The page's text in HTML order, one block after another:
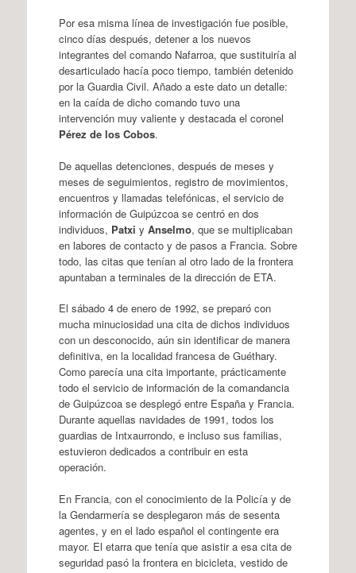
Por esa misma línea de investigación fue posible,
cinco días después, detener a los nuevos
integrantes del comando Nafarroa, que sustituiría al
desarticulado hacía poco tiempo, también detenido
por la Guardia Civil. Añado a este dato un detalle:
en la caída de dicho comando tuvo una
intervención muy valiente y destacada el coronel
Pérez de los Cobos.
De aquellas detenciones, después de meses y
meses de seguimientos, registro de movimientos,
encuentros y llamadas telefónicas, el servicio de
información de Guipúzcoa se centró en dos
individuos, Patxi y Anselmo, que se multiplicaban
en labores de contacto y de pasos a Francia. Sobre
todo, las citas que tenían al otro lado de la frontera
apuntaban a terminales de la dirección de ETA.
El sábado 4 de enero de 1992, se preparó con
mucha minuciosidad una cita de dichos individuos
con un desconocido, aún sin identificar de manera
definitiva, en la localidad francesa de Guéthary.
Como parecía una cita importante, prácticamente
todo el servicio de información de la comandancia
de Guipúzcoa se desplegó entre España y Francia.
Durante aquellas navidades de 1991, todos los
guardias de Intxaurrondo, e incluso sus familias,
estuvieron dedicados a contribuir en esta
operación.
En Francia, con el conocimiento de la Policía y de
la Gendarmería se desplegaron más de sesenta
agentes, y en el lado español el contingente era
mayor. El etarra que tenía que asistir a esa cita de
seguridad pasó la frontera en bicicleta, vestido de